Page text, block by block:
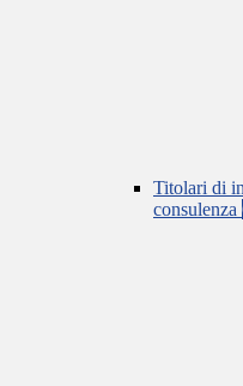
Titolari di
consulenza